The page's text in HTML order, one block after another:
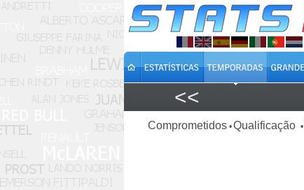
<<
Comprometidos •Qualificação •